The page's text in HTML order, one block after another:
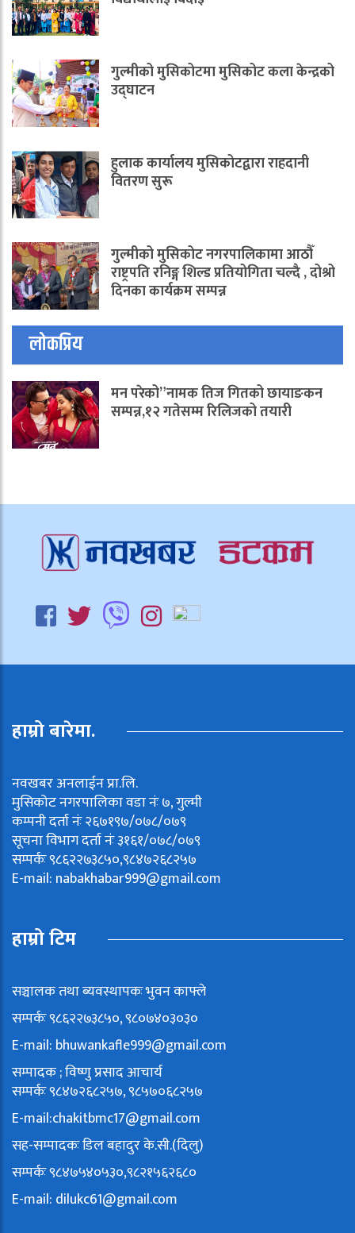
गुल्मीको मुसिकोटमा मुसिकोट कला केन्द्रको
उद्घाटन
हुलाक कार्यालय मुसिकोटद्वारा राहदानी
वितरण सुरू
गुल्मीको मुसिकोट नगरपालिकामा आठौँ
राष्ट्रपति रनिङ्ग शिल्ड प्रतियोगिता चल्दै , दोश्रो
दिनका कार्यक्रम सम्पन्न
लोकप्रिय
मन परेको”नामक तिज गितको छायाङकन
सम्पन्न,१२ गतेसम्म रिलिजको तयारी
हाम्रो बारेमा.
नवखबर अनलाईन प्रा.लि.
मुसिकोट नगरपालिका वडा नंः ७, गुल्मी
कम्पनी दर्ता नंः २६७१९७/०७८/०७९
सूचना विभाग दर्ता नंः ३१६१/०७८/०७९
सम्पर्कः ९८६२२७३८५०,९८४७२६८२५७
E-mail: nabakhabar999@gmail.com
हाम्रो टिम
सञ्चालक तथा ब्यवस्थापकः भुवन काफ्ले
सम्पर्कः ९८६२२७३८५०, ९८०७४०३०३०
E-mail: bhuwankafle999@gmail.com
सम्पादक ; विष्णु प्रसाद आचार्य
सम्पर्कः ९८४७२६८२५७, ९८५७०६८२५७
E-mail:chakitbmc17@gmail.com
सह-सम्पादकः डिल बहादुर के.सी.(दिलु)
सम्पर्कः ९८४७५४०५३०,९८२१५६२६८०
E-mail: dilukc61@gmail.com